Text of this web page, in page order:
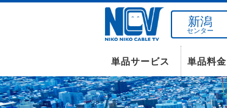
新潟
センター
単品サービス 単品料金